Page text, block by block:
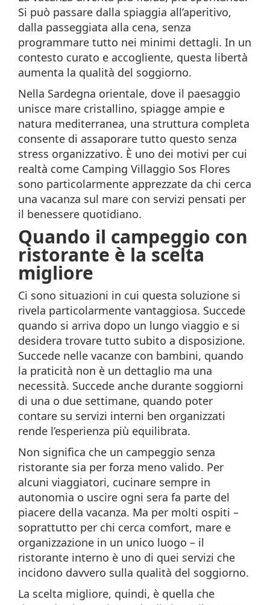
Si può passare dalla spiaggia all’aperitivo,
dalla passeggiata alla cena, senza
programmare tutto nei minimi dettagli. In un
contesto curato e accogliente, questa libertà
aumenta la qualità del soggiorno.
Nella Sardegna orientale, dove il paesaggio
unisce mare cristallino, spiagge ampie e
natura mediterranea, una struttura completa
consente di assaporare tutto questo senza
stress organizzativo. È uno dei motivi per cui
realtà come Camping Villaggio Sos Flores
sono particolarmente apprezzate da chi cerca
una vacanza sul mare con servizi pensati per
il benessere quotidiano.
Quando il campeggio con
ristorante è la scelta
migliore
Ci sono situazioni in cui questa soluzione si
rivela particolarmente vantaggiosa. Succede
quando si arriva dopo un lungo viaggio e si
desidera trovare tutto subito a disposizione.
Succede nelle vacanze con bambini, quando
la praticità non è un dettaglio ma una
necessità. Succede anche durante soggiorni
di una o due settimane, quando poter
contare su servizi interni ben organizzati
rende l’esperienza più equilibrata.
Non significa che un campeggio senza
ristorante sia per forza meno valido. Per
alcuni viaggiatori, cucinare sempre in
autonomia o uscire ogni sera fa parte del
piacere della vacanza. Ma per molti ospiti –
soprattutto per chi cerca comfort, mare e
organizzazione in un unico luogo – il
ristorante interno è uno di quei servizi che
incidono davvero sulla qualità del soggiorno.
La scelta migliore, quindi, è quella che